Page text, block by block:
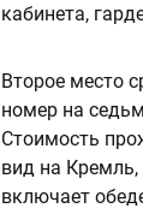
кабинета,
Второе место
номер на
Стоимость
вид на
включает